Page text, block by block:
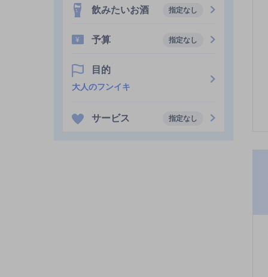
飲みたいお酒 指定なし
予算 指定なし
目的
大人のフンイキ
サービス 指定なし